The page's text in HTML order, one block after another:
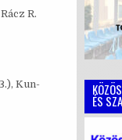
R.
Kun-
ÉS